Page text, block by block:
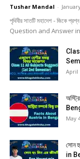
Tushar Mandal -
পৃথিবীর সাতটি মহাদেশ -
Question and Answer in
April
May
সোন
in